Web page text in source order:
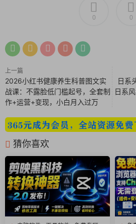
此软件只支持64位系统，需要安装
Redistributable (x64)
（https://aka.ms/vs/17/release/
0 0
上一篇
2026小红书健康养生科普图文实
战课：不露脸低门槛起号，全套制
作+运营+变现，小白月入过万
日系
日系
猜你喜欢